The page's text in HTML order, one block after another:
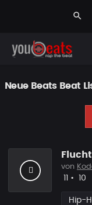
search
Neue Beats Beat
Flucht
von
Likes
• 10
Hip-